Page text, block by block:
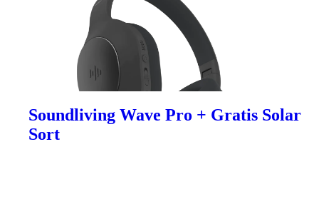
Soundliving Wave Pro + Gratis Solar
Sort